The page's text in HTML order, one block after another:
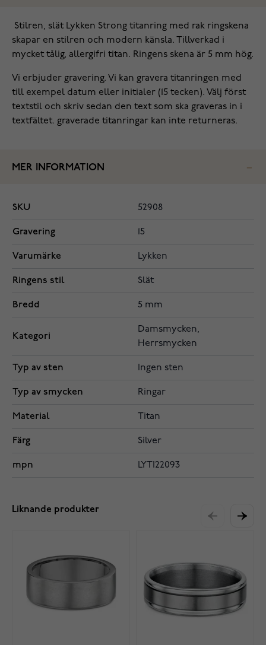
‌ Stilren, slät Lykken Strong titanring med rak ringskena
skapar en stilren och modern känsla. Tillverkad i
mycket tålig, allergifri titan. Ringens skena är 5 mm hög.
‌Vi erbjuder gravering. Vi kan gravera titanringen med
till exempel datum eller initialer (15 tecken). Välj först
textstil och skriv sedan den text som ska graveras in i
textfältet. graverade titanringar kan inte returneras.
MER INFORMATION
SKU 52908
Gravering 15
Varumärke Lykken
Ringens stil Slät
Bredd 5 mm
Kategori
Damsmycken,
Herrsmycken
Typ av sten Ingen sten
Typ av smycken Ringar
Material Titan
Färg Silver
mpn LYTI22093
Liknande produkter